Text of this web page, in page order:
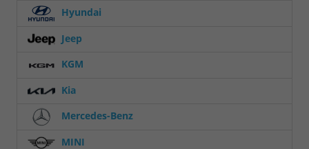
Hyundai
Jeep
KGM
Kia
Mercedes-Benz
MINI